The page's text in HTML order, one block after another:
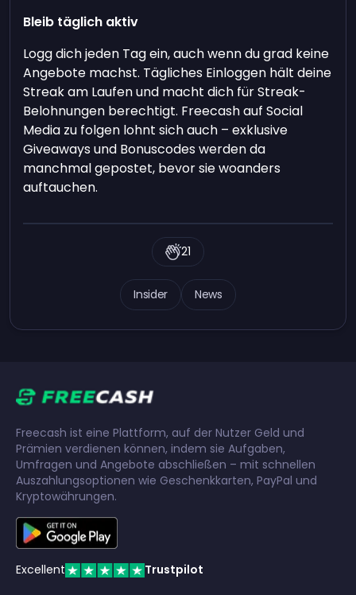
Bleib täglich aktiv
Logg dich jeden Tag ein, auch wenn du grad keine
Angebote machst. Tägliches Einloggen hält deine
Streak am Laufen und macht dich für Streak-
Belohnungen berechtigt. Freecash auf Social
Media zu folgen lohnt sich auch – exklusive
Giveaways und Bonuscodes werden da
manchmal gepostet, bevor sie woanders
auftauchen.
Insider News
21
Freecash ist eine Plattform, auf der Nutzer Geld und
Prämien verdienen können, indem sie Aufgaben,
Umfragen und Angebote abschließen – mit schnellen
Auszahlungsoptionen wie Geschenkkarten, PayPal und
Kryptowährungen.
Excellent Trustpilot